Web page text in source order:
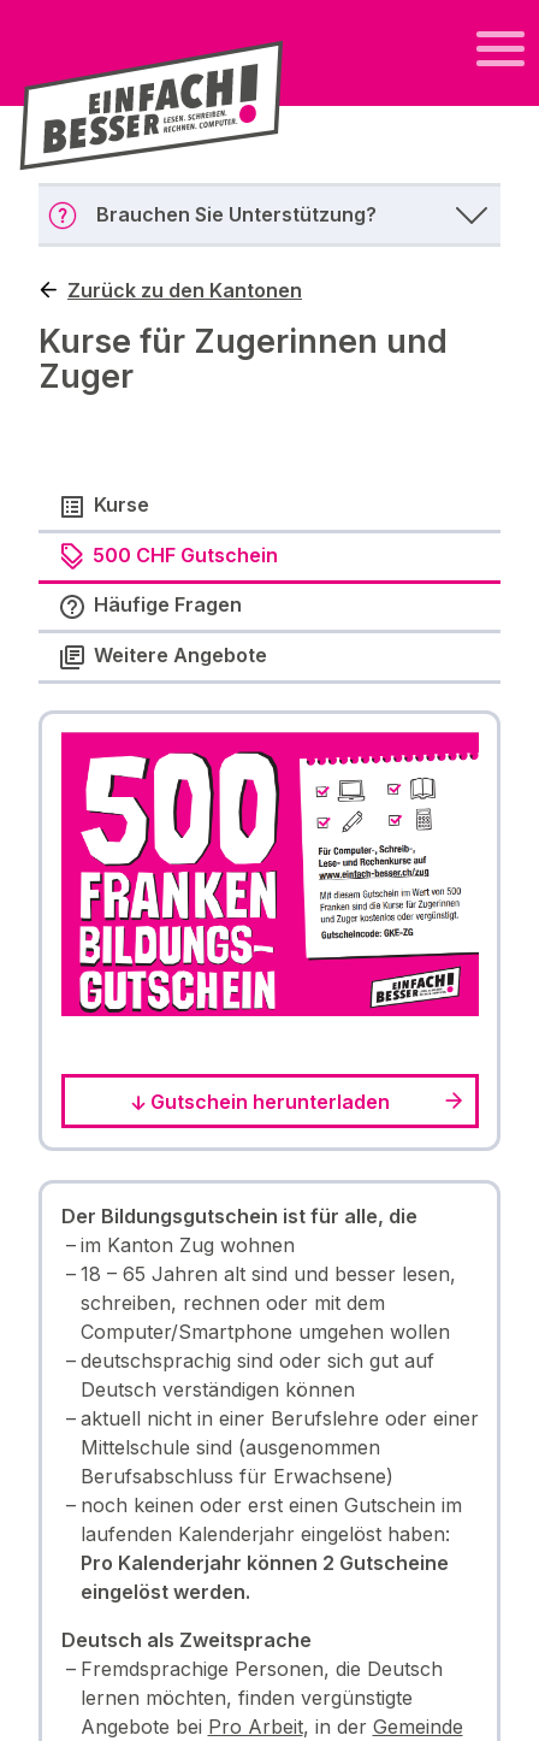
Brauchen Sie Unterstützung?
Zurück zu den Kantonen
Kurse für Zugerinnen und
Zuger
Kurse
500 CHF Gutschein
Häufige Fragen
Weitere Angebote
Gutschein herunterladen
Der Bildungsgutschein ist für alle, die
im Kanton Zug wohnen
18 – 65 Jahren alt sind und besser lesen,
schreiben, rechnen oder mit dem
Computer/Smartphone umgehen wollen
deutschsprachig sind oder sich gut auf
Deutsch verständigen können
aktuell nicht in einer Berufslehre oder einer
Mittelschule sind (ausgenommen
Berufsabschluss für Erwachsene)
noch keinen oder erst einen Gutschein im
laufenden Kalenderjahr eingelöst haben:
Pro Kalenderjahr können 2 Gutscheine
eingelöst werden.
Deutsch als Zweitsprache
Fremdsprachige Personen, die Deutsch
lernen möchten, finden vergünstigte
Angebote bei Pro Arbeit, in der Gemeinde